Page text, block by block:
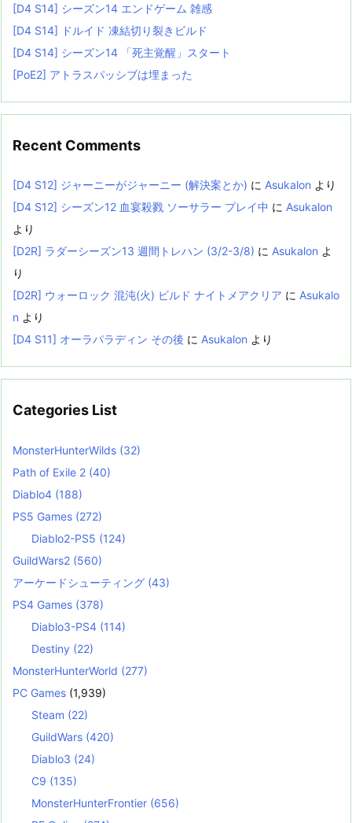
[D4 S14] シーズン14 エンドゲーム 雑感
[D4 S14] ドルイド 凍結切り裂きビルド
[D4 S14] シーズン14 「死主覚醒」スタート
[PoE2] アトラスパッシブは埋まった
Recent Comments
[D4 S12] ジャーニーがジャーニー (解決案とか) に Asukalon より
[D4 S12] シーズン12 血宴殺戮 ソーサラー プレイ中 に Asukalon
より
[D2R] ラダーシーズン13 週間トレハン (3/2-3/8) に Asukalon よ
り
[D2R] ウォーロック 混沌(火) ビルド ナイトメアクリア に Asukalo
n より
[D4 S11] オーラパラディン その後 に Asukalon より
Categories List
MonsterHunterWilds (32)
Path of Exile 2 (40)
Diablo4 (188)
PS5 Games (272)
Diablo2-PS5 (124)
GuildWars2 (560)
アーケードシューティング (43)
PS4 Games (378)
Diablo3-PS4 (114)
Destiny (22)
MonsterHunterWorld (277)
PC Games (1,939)
Steam (22)
GuildWars (420)
Diablo3 (24)
C9 (135)
MonsterHunterFrontier (656)